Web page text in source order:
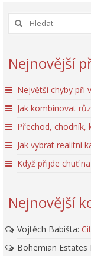
Nejnovější
Největší chyby při
Jak kombinovat
Přechod, chodník,
Jak vybrat realitní
Když přijde chuť
Nejnovější
Vojtěch Babišta:
Bohemian Estates